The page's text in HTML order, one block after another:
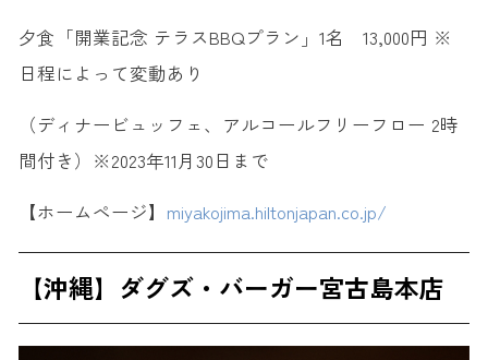
夕食「開業記念 テラスBBQプラン」1名 13,000円 ※
日程によって変動あり
（ディナービュッフェ、アルコールフリーフロー 2時
間付き）※2023年11月30日まで
【ホームページ】 miyakojima.hiltonjapan.co.jp/
【沖縄】ダグズ・バーガー宮古島本店